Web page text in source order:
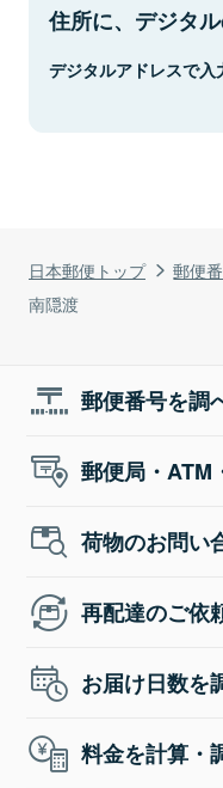
日本郵便トップ 郵便
南隠渡
住所に、デジタル
デジタルアドレスで入
郵便番号を調
郵便局・ATM
荷物のお問い
再配達のご依
お届け日数を
料金を計算・